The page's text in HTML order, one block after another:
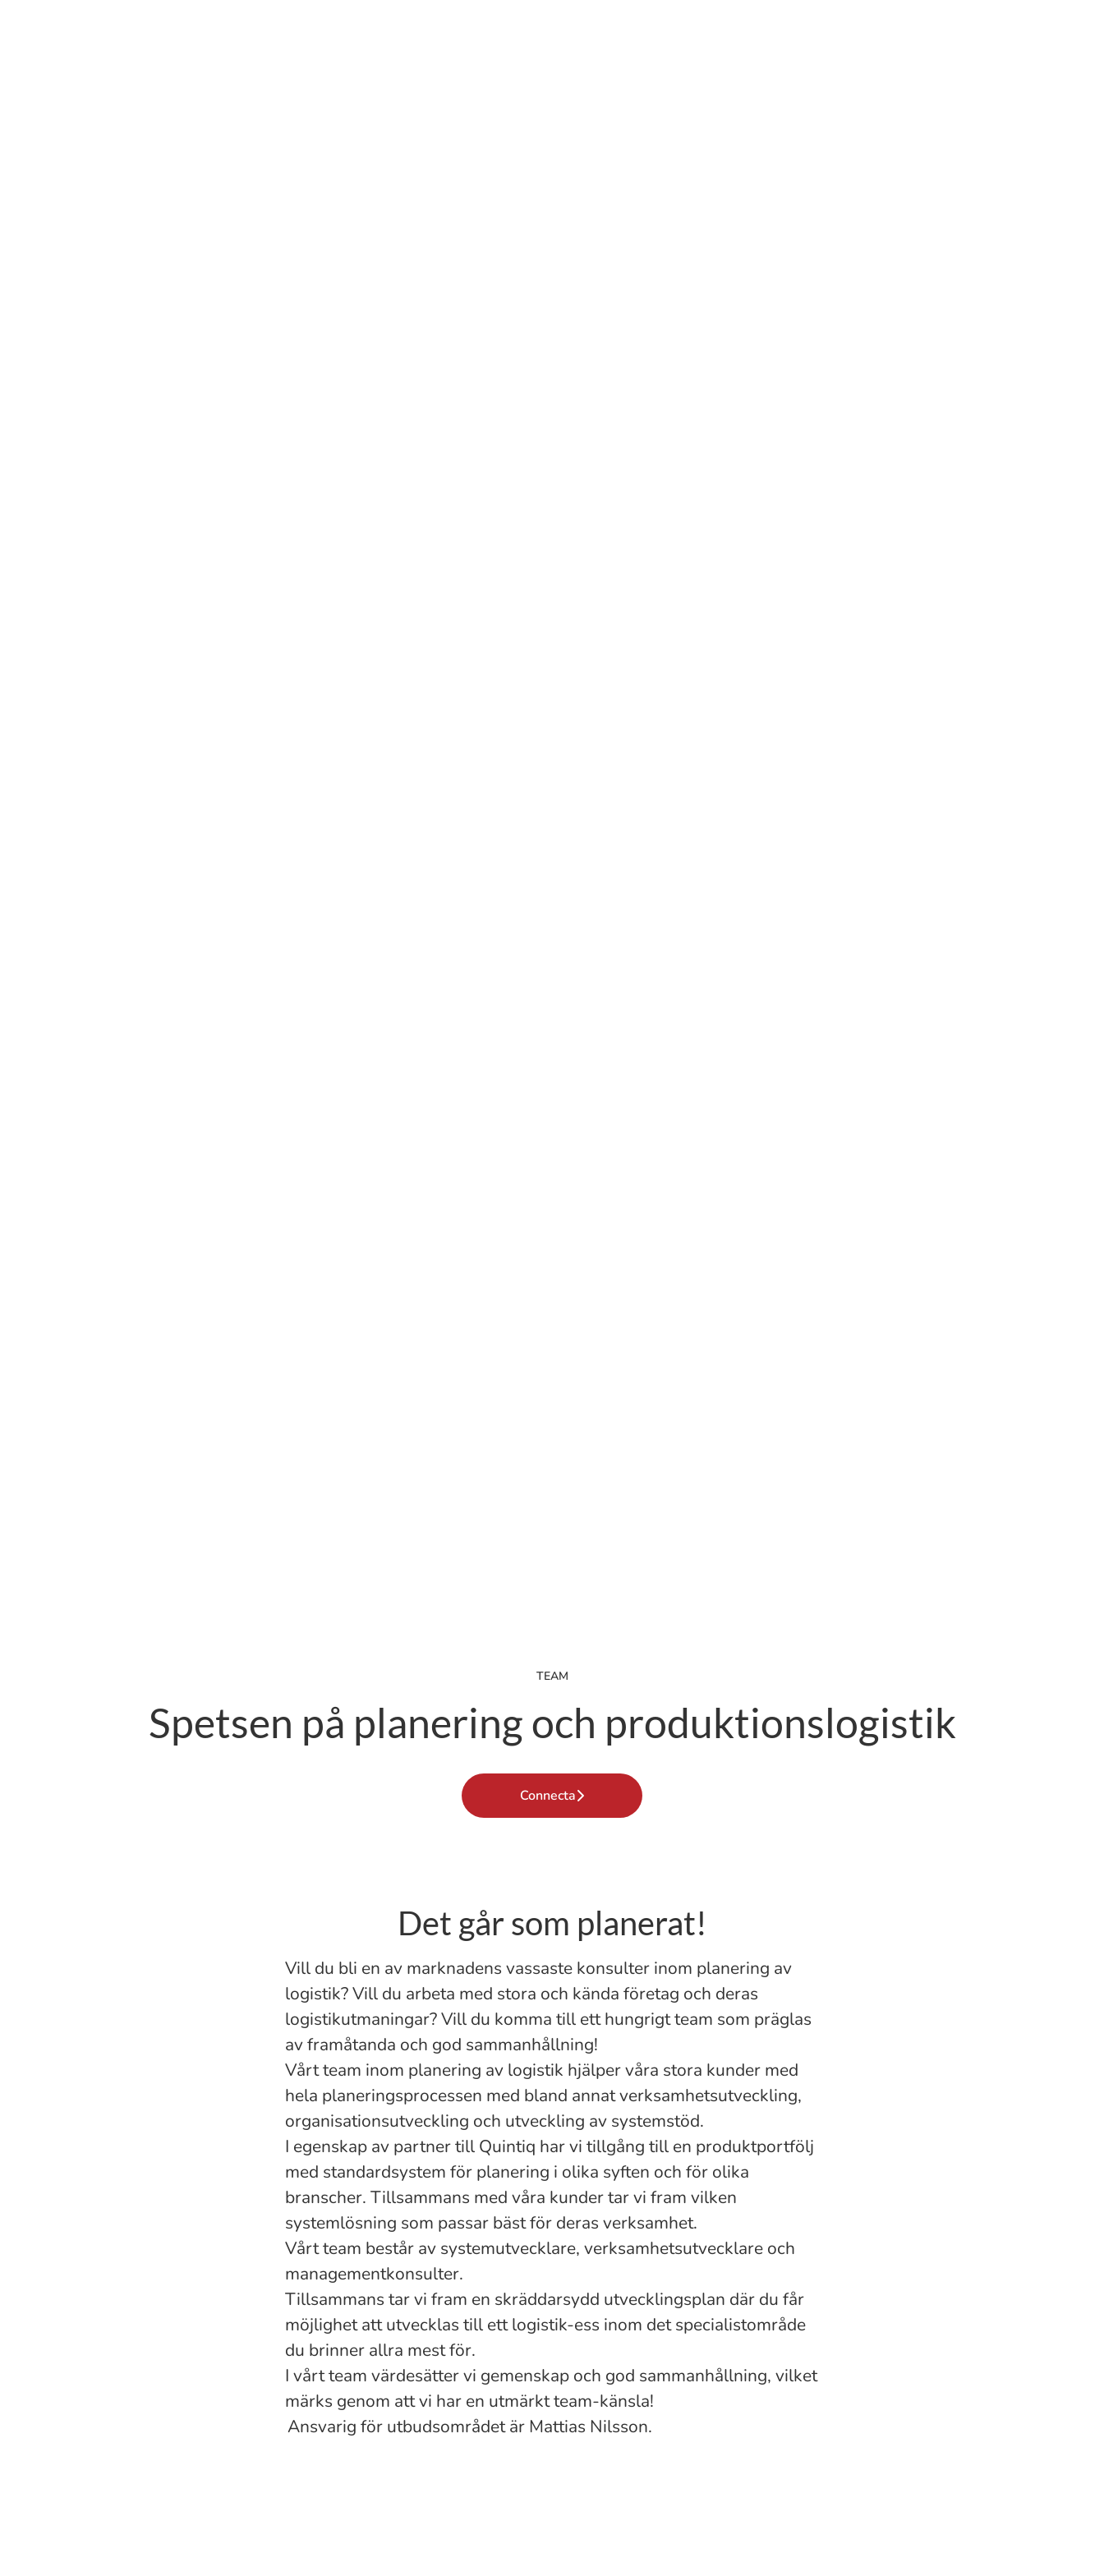
TEAM
Spetsen på planering och produktionslogistik
Connecta
Det går som planerat!
Vill du bli en av marknadens vassaste konsulter inom planering av
logistik? Vill du arbeta med stora och kända företag och deras
logistikutmaningar? Vill du komma till ett hungrigt team som präglas
av framåtanda och god sammanhållning!
Vårt team inom planering av logistik hjälper våra stora kunder med
hela planeringsprocessen med bland annat verksamhetsutveckling,
organisationsutveckling och utveckling av systemstöd.
I egenskap av partner till Quintiq har vi tillgång till en produktportfölj
med standardsystem för planering i olika syften och för olika
branscher. Tillsammans med våra kunder tar vi fram vilken
systemlösning som passar bäst för deras verksamhet.
Vårt team består av systemutvecklare, verksamhetsutvecklare och
managementkonsulter.
Tillsammans tar vi fram en skräddarsydd utvecklingsplan där du får
möjlighet att utvecklas till ett logistik-ess inom det specialistområde
du brinner allra mest för.
I vårt team värdesätter vi gemenskap och god sammanhållning, vilket
märks genom att vi har en utmärkt team-känsla!
Ansvarig för utbudsområdet är Mattias Nilsson.